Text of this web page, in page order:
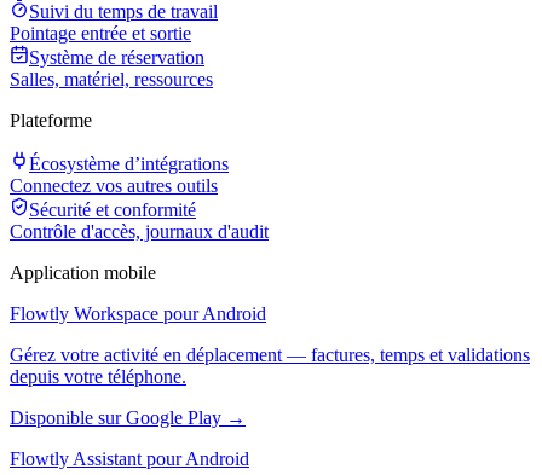
Suivi du temps de travail
Pointage entrée et sortie
Système de réservation
Salles, matériel, ressources
Plateforme
Écosystème d’intégrations
Connectez vos autres outils
Sécurité et conformité
Contrôle d'accès, journaux d'audit
Application mobile
Flowtly Workspace pour Android
Gérez votre activité en déplacement — factures, temps et validations
depuis votre téléphone.
Disponible sur Google Play →
Flowtly Assistant pour Android